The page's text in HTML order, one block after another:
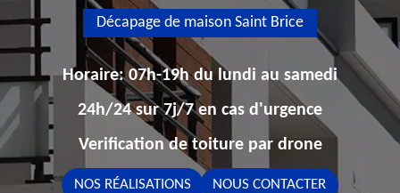
Décapage de maison Saint Brice
Horaire: 07h-19h du lundi au samedi
24h/24 sur 7j/7 en cas d'urgence
Verification de toiture par drone
NOS RÉALISATIONS NOUS CONTACTER